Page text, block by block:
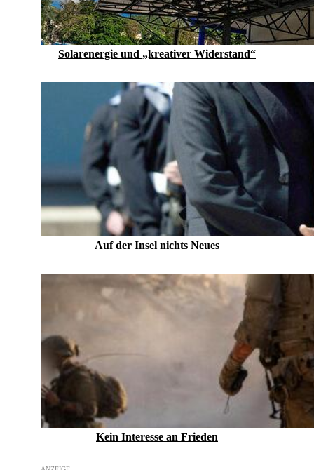
Solarenergie und „kreativer Widerstand“
Auf der Insel nichts Neues
Kein Inte­resse an Frieden